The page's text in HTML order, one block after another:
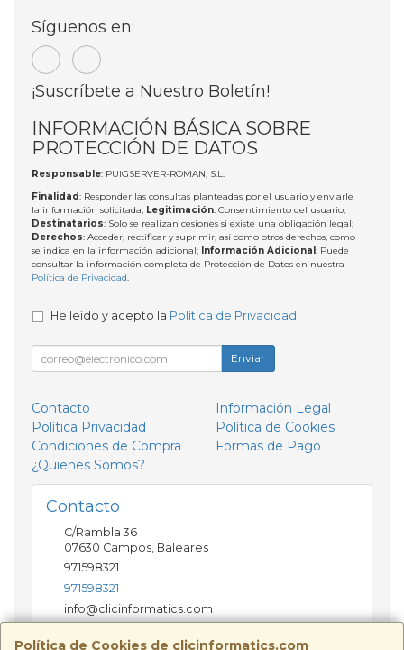
Política de Cookies de clicinformatics.com
Síguenos en:
¡Suscríbete a Nuestro Boletín!
INFORMACIÓN BÁSICA SOBRE
PROTECCIÓN DE DATOS
Responsable: PUIGSERVER-ROMAN, S.L.
Finalidad: Responder las consultas planteadas por el usuario y enviarle
la información solicitada; Legitimación: Consentimiento del usuario;
Destinatarios: Solo se realizan cesiones si existe una obligación legal;
Derechos: Acceder, rectificar y suprimir, así como otros derechos, como
se indica en la información adicional; Información Adicional : Puede
consultar la información completa de Protección de Datos en nuestra
Política de Privacidad.
He leído y acepto la Política de Privacidad .
Enviar
Contacto
Información Legal
Política Privacidad
Política de Cookies
Condiciones de Compra
Formas de Pago
¿Quienes Somos?
Contacto
C/Rambla 36
07630 Campos, Baleares
971598321
971598321
info@clicinformatics.com